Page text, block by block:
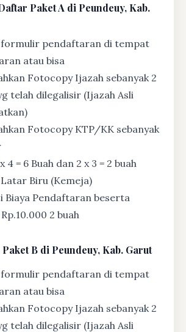
Paket A di Peundeuy, Kab.
formulir pendaftaran di tempat
atau bisa
Fotocopy Ijazah sebanyak 2
telah dilegalisir (Ijazah Asli
Fotocopy KTP/KK sebanyak
4 = 6 Buah dan 2 x 3 = 2 buah
Biru (Kemeja)
Biaya Pendaftaran beserta
2 buah
B di Peundeuy, Kab. Garut
formulir pendaftaran di tempat
atau bisa
Fotocopy Ijazah sebanyak 2
telah dilegalisir (Ijazah Asli